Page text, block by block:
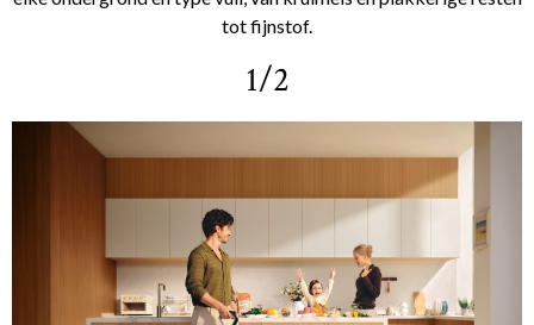
tot fijnstof.
1/2